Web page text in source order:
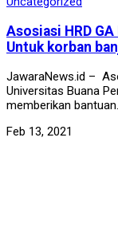
Asosiasi HRD
Untuk korban
JawaraNews.id –
Universitas Buana
memberikan
Feb 13, 2021